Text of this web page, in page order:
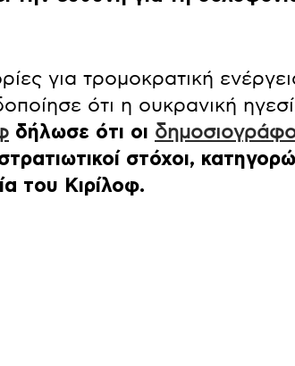
για τρομοκρατική
ότι η ουκρανική
δήλωσε ότι οι
στόχοι,
του Κιρίλοφ.